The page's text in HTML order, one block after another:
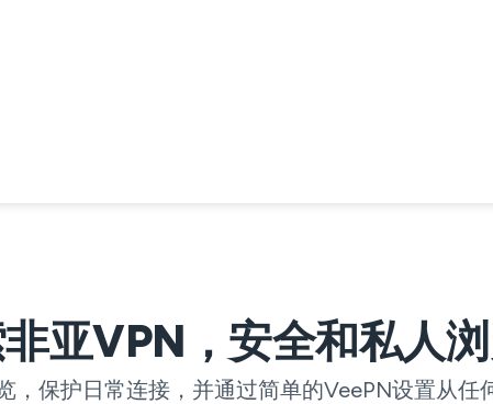
亚VPN，安全和私人
，保护日常连接，并通过简单的VeePN设置从任